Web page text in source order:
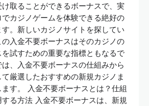
取ることができるボーナスで、実
カジノゲームを体験できる絶好の
。新しいカジノサイトを探してい
入金不要ボーナスはそのカジノの
試すための重要な指標ともなるで
、入金不要ボーナスの仕組みから
厳選したおすすめの新規カジノま
す。 入金不要ボーナスとは？仕組
る方法 入金不要ボーナスは、新規